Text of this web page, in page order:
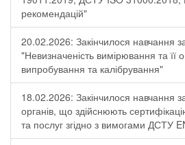
рекомендацій"
20.02.2026: Закінчилося навчання
"Невизначеність вимірювання та її
випробування та калібрування"
18.02.2026: Закінчилося навчання
органів, що здійснюють
та послуг згідно з вимогами ДСТУ